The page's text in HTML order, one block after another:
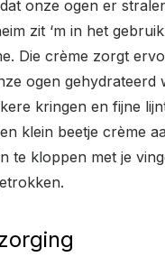
onze ogen er
zit ‘m in het
Die crème zorgt
ogen gehydrateerd
kringen en fijne
klein beetje crème
te kloppen met je